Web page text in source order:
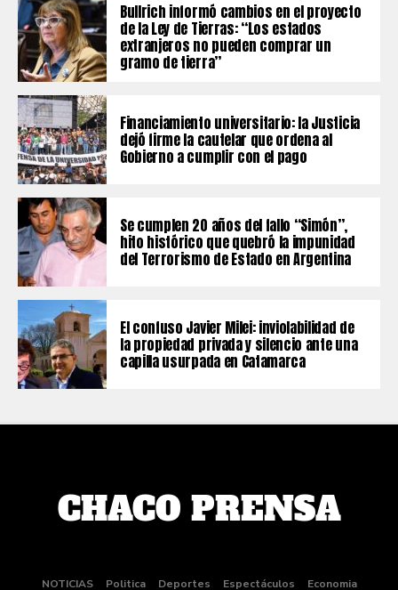
Bullrich informó cambios en el proyecto
de la Ley de Tierras: “Los estados
extranjeros no pueden comprar un
gramo de tierra”
Financiamiento universitario: la Justicia
dejó firme la cautelar que ordena al
Gobierno a cumplir con el pago
Se cumplen 20 años del fallo “Simón”,
hito histórico que quebró la impunidad
del Terrorismo de Estado en Argentina
El confuso Javier Milei: inviolabilidad de
la propiedad privada y silencio ante una
capilla usurpada en Catamarca
NOTICIAS Politica Deportes Espectáculos Economia